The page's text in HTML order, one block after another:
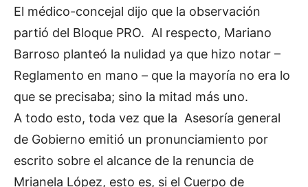
El médico-concejal dijo que la observación
partió del Bloque PRO. Al respecto, Mariano
Barroso planteó la nulidad ya que hizo notar –
Reglamento en mano – que la mayoría no era lo
que se precisaba; sino la mitad más uno.
A todo esto, toda vez que la Asesoría general
de Gobierno emitió un pronunciamiento por
escrito sobre el alcance de la renuncia de
Mrianela López, esto es, si el Cuerpo de